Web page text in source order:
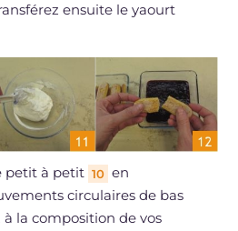
ensuite le yaourt
petit à petit 10 en
circulaires de bas
à la composition de vos